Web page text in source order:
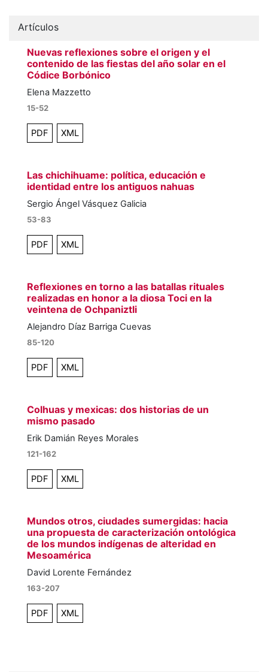
Artículos
Nuevas reflexiones sobre el origen y el
contenido de las fiestas del año solar en el
Códice Borbónico
Elena Mazzetto
15-52
PDF XML
Las chichihuame: política, educación e
identidad entre los antiguos nahuas
Sergio Ángel Vásquez Galicia
53-83
PDF XML
Reflexiones en torno a las batallas rituales
realizadas en honor a la diosa Toci en la
veintena de Ochpaniztli
Alejandro Díaz Barriga Cuevas
85-120
PDF XML
Colhuas y mexicas: dos historias de un
mismo pasado
Erik Damián Reyes Morales
121-162
PDF XML
Mundos otros, ciudades sumergidas: hacia
una propuesta de caracterización ontológica
de los mundos indígenas de alteridad en
Mesoamérica
David Lorente Fernández
163-207
PDF XML